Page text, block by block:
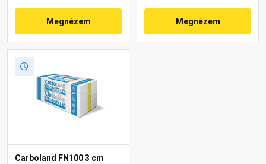
Megnézem Megnézem
Carboland FN100 3 cm